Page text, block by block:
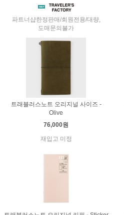
파트너샵한정판매/회원전용/대량,
도매문의불가
트래블러스노트 오리지널 사이즈 -
Olive
76,000원
재입고 미정